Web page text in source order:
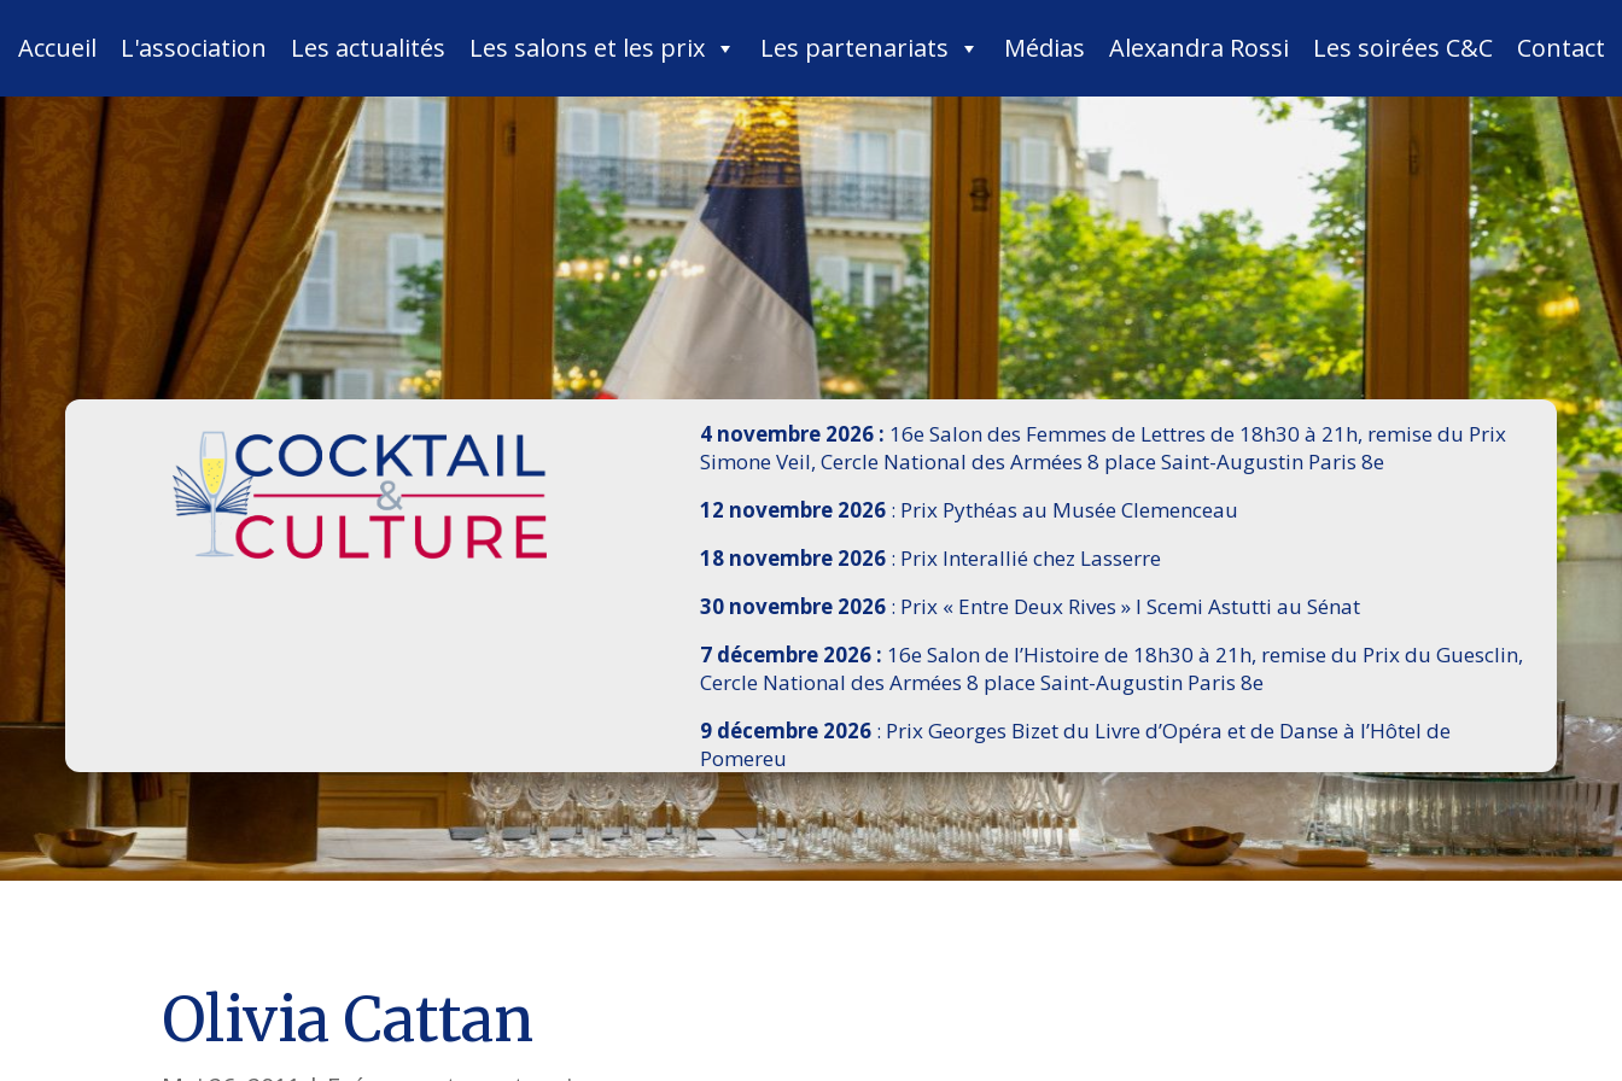
Accueil L'association Les actualités Les salons et les prix Les partenariats Médias Alexandra Rossi Les soirées C&C Contact
4 novembre 2026 : 16e Salon des Femmes de Lettres de 18h30 à 21h, remise du Prix
Simone Veil, Cercle National des Armées 8 place Saint-Augustin Paris 8e
12 novembre 2026: Prix Pythéas au Musée Clemenceau
18 novembre 2026: Prix Interallié chez Lasserre
30 novembre 2026: Prix « Entre Deux Rives » I Scemi Astutti au Sénat
7 décembre 2026 : 16e Salon de l’Histoire de 18h30 à 21h, remise du Prix du Guesclin,
Cercle National des Armées 8 place Saint-Augustin Paris 8e
9 décembre 2026: Prix Georges Bizet du Livre d’Opéra et de Danse à l’Hôtel de
Pomereu
Olivia Cattan